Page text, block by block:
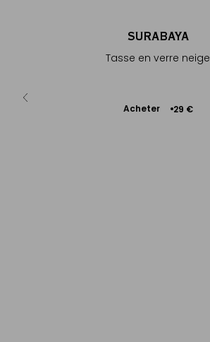
SURABAYA
Tasse en verre neige
Acheter 29 €
Ajouter